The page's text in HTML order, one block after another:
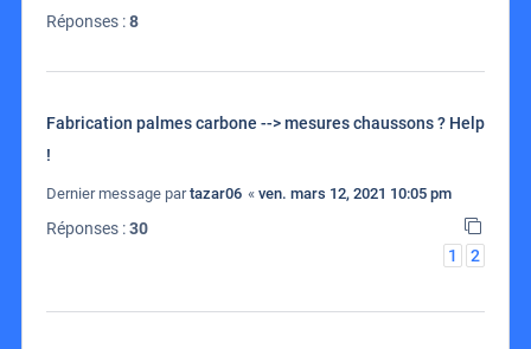
Réponses :8
Fabrication palmes carbone --> mesures chaussons ? Help
!
Dernier message partazar06 « ven. mars 12, 2021 10:05 pm
Réponses :30
1
2